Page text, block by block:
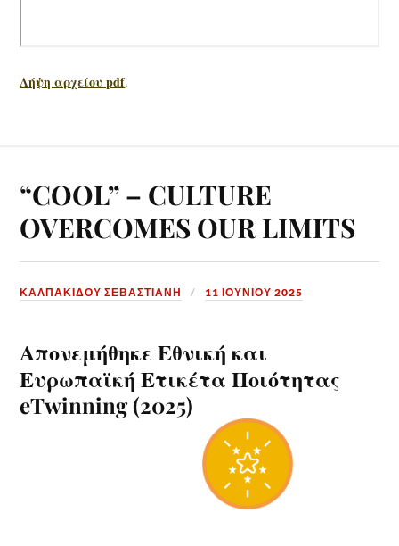
Λήψη αρχείου pdf.
“COOL” – CULTURE
OVERCOMES OUR LIMITS
ΚΑΛΠΑΚΊΔΟΥ ΣΕΒΑΣΤΙΑΝΉ 11 ΙΟΥΝΊΟΥ 2025
Απονεμήθηκε Εθνική και
Ευρωπαϊκή Ετικέτα Ποιότητας
eTwinning (2025)